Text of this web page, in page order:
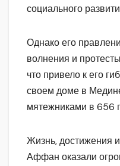
социального
Однако его
волнения и
что привело к его
своем доме в
мятежниками в 656
Жизнь, достижения
Аффан оказали